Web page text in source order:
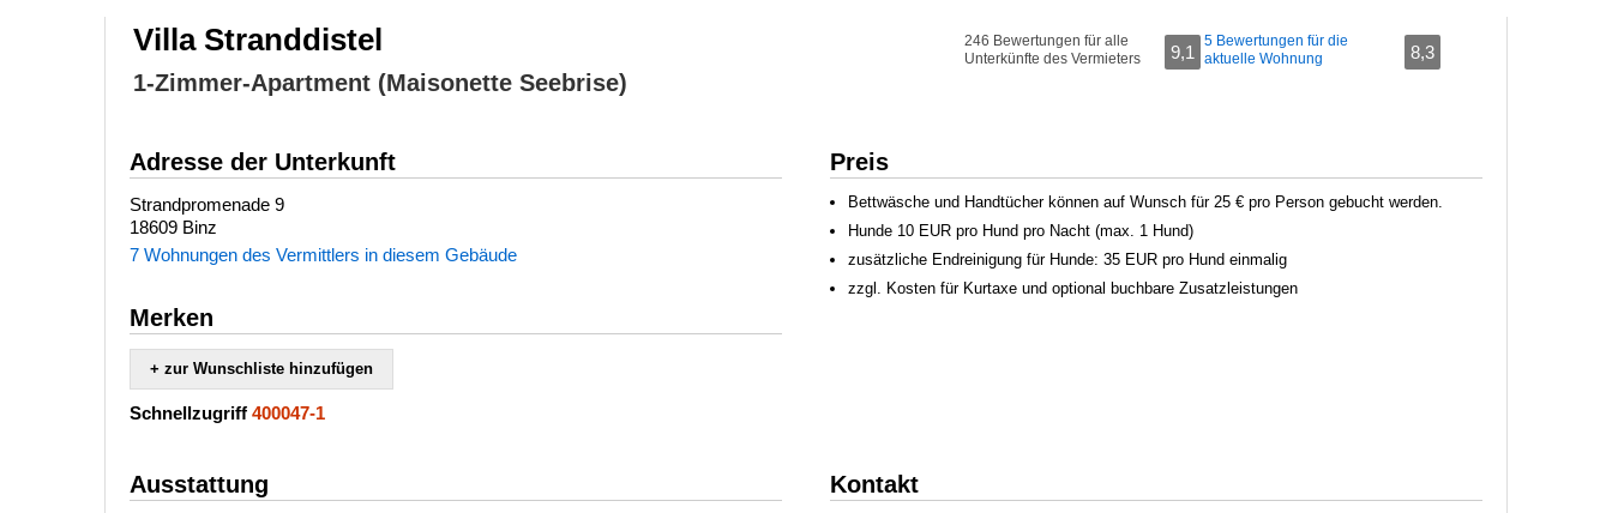
Villa Stranddistel
1-Zimmer-Apartment (Maisonette Seebrise)
246 Bewertungen für alle
Unterkünfte des Vermieters
9,1
5 Bewertungen für die
aktuelle Wohnung
8,3
Adresse der Unterkunft
Strandpromenade 9
18609 Binz
7 Wohnungen des Vermittlers in diesem Gebäude
Merken
+ zur Wunschliste hinzufügen
Schnellzugriff 400047-1
Preis
Bettwäsche und Handtücher können auf Wunsch für 25 € pro Person gebucht werden.
Hunde 10 EUR pro Hund pro Nacht (max. 1 Hund)
zusätzliche Endreinigung für Hunde: 35 EUR pro Hund einmalig
zzgl. Kosten für Kurtaxe und optional buchbare Zusatzleistungen
Ausstattung Kontakt